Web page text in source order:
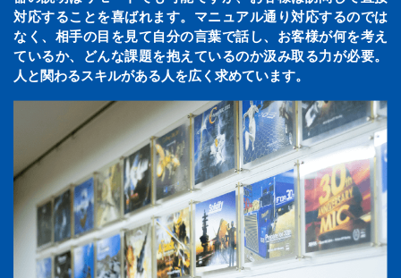
対応することを喜ばれます。マニュアル通り対応するのでは
なく、相手の目を見て自分の言葉で話し、お客様が何を考え
ているか、どんな課題を抱えているのか汲み取る力が必要。
人と関わるスキルがある人を広く求めています。